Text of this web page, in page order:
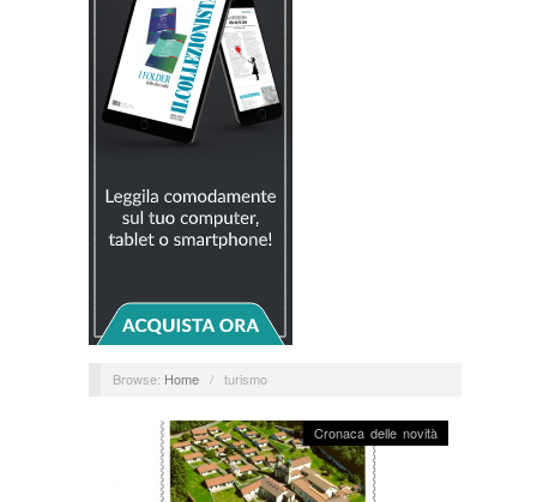
Browse: Home / turismo
Cronaca delle novità